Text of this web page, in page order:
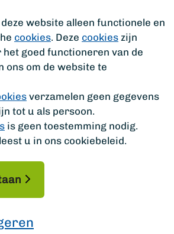
website alleen functionele en
cookies. Deze cookies zijn
het goed functioneren van de
ons om de website te
verzamelen geen gegevens
tot u als persoon.
is geen toestemming nodig.
u in ons cookiebeleid.